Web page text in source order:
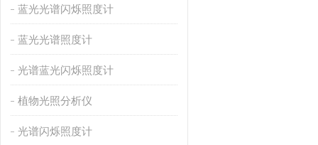
蓝光光谱闪烁照度计
蓝光光谱照度计
光谱蓝光闪烁照度计
植物光照分析仪
光谱闪烁照度计